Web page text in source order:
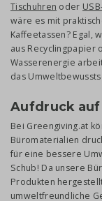
Tischuhren oder
wäre es mit
Kaffeetassen? Egal,
aus Recyclingpapier
Wasserenergie
das
Aufdruck
Bei Greengiving.at
Büromaterialien
für eine bessere
Schub! Da unsere
Produkten
umweltfreundliche